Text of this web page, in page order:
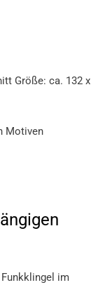
Größe: ca. 132 x
Motiven
im